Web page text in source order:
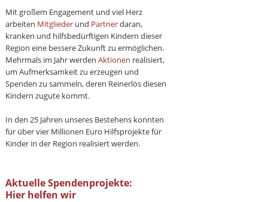
Mit großem Engagement und viel Herz
arbeiten Mitgliederund Partnerdaran,
kranken und hilfsbedürftigen Kindern dieser
Region eine bessere Zukunft zu ermöglichen.
Mehrmals im Jahr werden Aktionen realisiert,
um Aufmerksamkeit zu erzeugen und
Spenden zu sammeln, deren Reinerlös diesen
Kindern zugute kommt.
In den 25 Jahren unseres Bestehens konnten
für über vier Millionen Euro Hilfsprojekte für
Kinder in der Region realisiert werden.
Aktuelle Spendenprojekte:
Hier helfen wir